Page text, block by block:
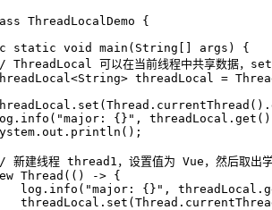
ThreadLocalDemo
{
static void main (String[] args)
{
ThreadLocal 可以在当前线程中共享数据，
threadLocal =
"major: {}" ,
新建线程 thread1，设置值为 Vue，然后取出
Thread(() -> {
log.info(
"major: {}" ,